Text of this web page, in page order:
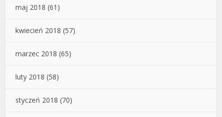
maj 2018 (61)
kwiecień 2018 (57)
marzec 2018 (65)
luty 2018 (58)
styczeń 2018 (70)